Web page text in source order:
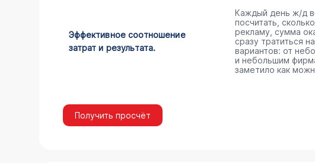
Эффективное соотношение
затрат и результата.
Каждый день ж/д
посчитать,
рекламу, сумма
сразу тратиться
вариантов: от
и небольшим
заметило как
Получить просчёт